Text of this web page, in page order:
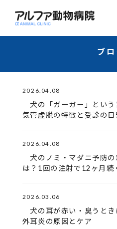
ブ
2026.04.08
犬の「ガーガー」という
気管虚脱の特徴と受診の目
2026.04.08
犬のノミ・マダニ予防の
は？1回の注射で12ヶ月続
2026.03.06
犬の耳が赤い・臭うとき
外耳炎の原因とケア